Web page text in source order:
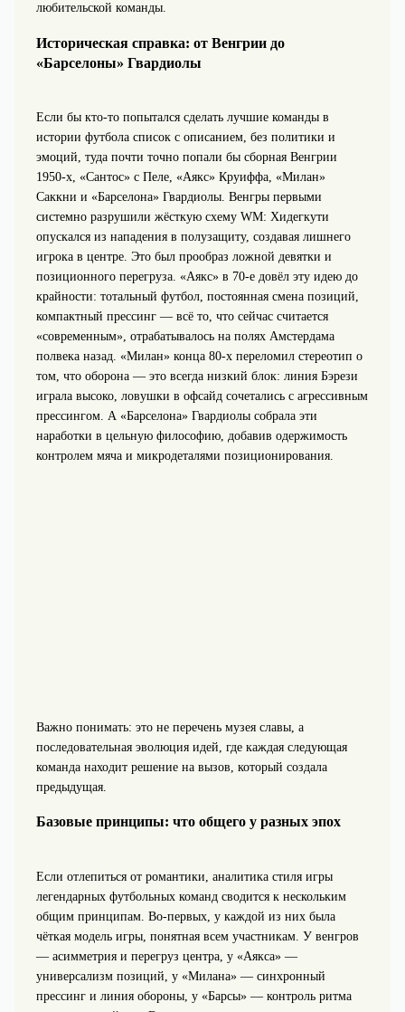
любительской команды.
Историческая справка: от Венгрии до
«Барселоны» Гвардиолы
Если бы кто‑то попытался сделать лучшие команды в
истории футбола список с описанием, без политики и
эмоций, туда почти точно попали бы сборная Венгрии
1950‑х, «Сантос» с Пеле, «Аякс» Круиффа, «Милан»
Саккни и «Барселона» Гвардиолы. Венгры первыми
системно разрушили жёсткую схему WM: Хидегкути
опускался из нападения в полузащиту, создавая лишнего
игрока в центре. Это был прообраз ложной девятки и
позиционного перегруза. «Аякс» в 70‑е довёл эту идею до
крайности: тотальный футбол, постоянная смена позиций,
компактный прессинг — всё то, что сейчас считается
«современным», отрабатывалось на полях Амстердама
полвека назад. «Милан» конца 80‑х переломил стереотип о
том, что оборона — это всегда низкий блок: линия Бэрези
играла высоко, ловушки в офсайд сочетались с агрессивным
прессингом. А «Барселона» Гвардиолы собрала эти
наработки в цельную философию, добавив одержимость
контролем мяча и микродеталями позиционирования.
Важно понимать: это не перечень музея славы, а
последовательная эволюция идей, где каждая следующая
команда находит решение на вызов, который создала
предыдущая.
Базовые принципы: что общего у разных эпох
Если отлепиться от романтики, аналитика стиля игры
легендарных футбольных команд сводится к нескольким
общим принципам. Во‑первых, у каждой из них была
чёткая модель игры, понятная всем участникам. У венгров
— асимметрия и перегруз центра, у «Аякса» —
универсализм позиций, у «Милана» — синхронный
прессинг и линия обороны, у «Барсы» — контроль ритма